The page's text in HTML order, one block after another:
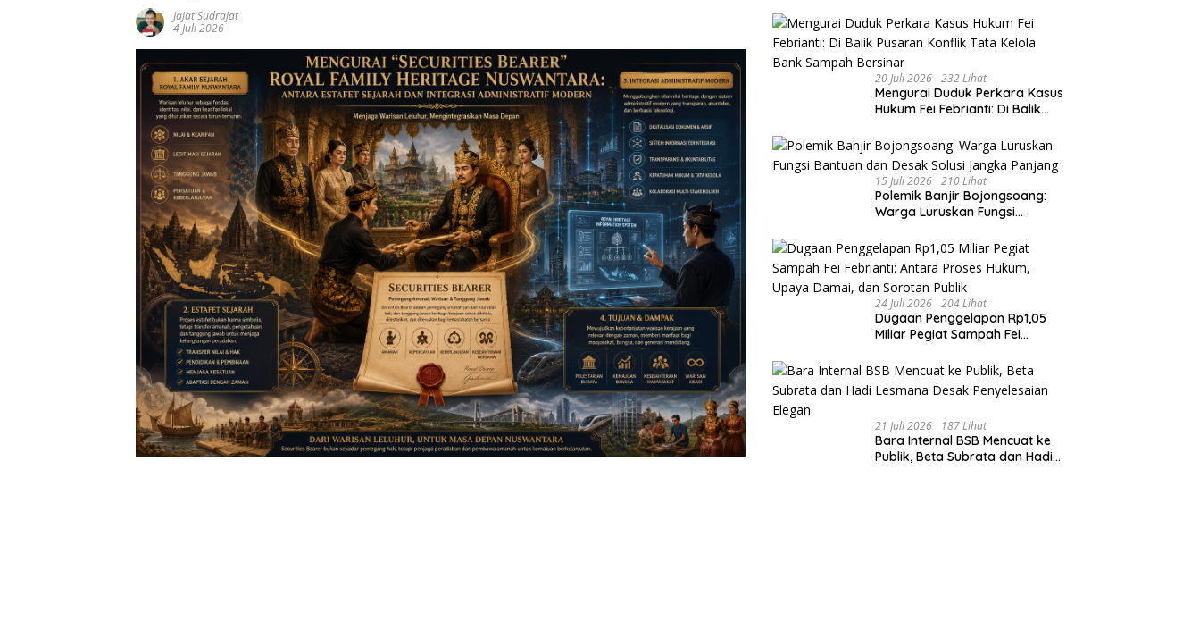
Jajat Sudrajat
4 Juli 2026
Sukamiskin
20 Juli 2026 232 Lihat
​Mengurai Duduk Perkara Kasus
Hukum Fei Febrianti: Di Balik
Bank Sampah Bersinar
15 Juli 2026 210 Lihat
Polemik Banjir Bojongsoang:
Warga Luruskan Fungsi
Jangka Panjang
24 Juli 2026 204 Lihat
Dugaan Penggelapan Rp1,05
Miliar Pegiat Sampah Fei
Hukum, Upaya Damai, dan
Sorotan Publik
21 Juli 2026 187 Lihat
Bara Internal BSB Mencuat ke
Publik, Beta Subrata dan Hadi